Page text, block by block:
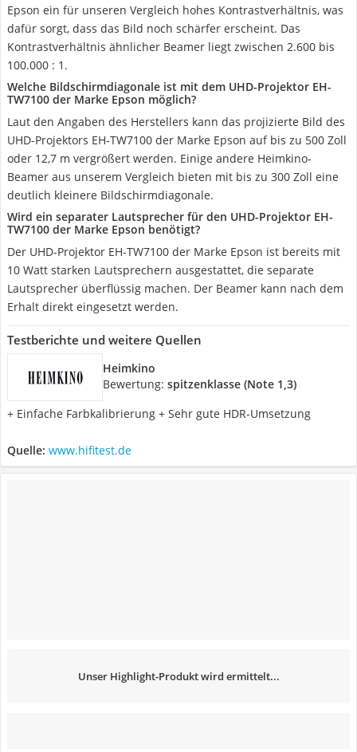
Epson ein für unseren Vergleich hohes Kontrastverhältnis, was
dafür sorgt, dass das Bild noch schärfer erscheint. Das
Kontrastverhältnis ähnlicher Beamer liegt zwischen 2.600 bis
100.000 : 1.
Welche Bildschirmdiagonale ist mit dem UHD-Projektor EH-
TW7100 der Marke Epson möglich?
Laut den Angaben des Herstellers kann das projizierte Bild des
UHD-Projektors EH-TW7100 der Marke Epson auf bis zu 500 Zoll
oder 12,7 m vergrößert werden. Einige andere Heimkino-
Beamer aus unserem Vergleich bieten mit bis zu 300 Zoll eine
deutlich kleinere Bildschirmdiagonale.
Wird ein separater Lautsprecher für den UHD-Projektor EH-
TW7100 der Marke Epson benötigt?
Der UHD-Projektor EH-TW7100 der Marke Epson ist bereits mit
10 Watt starken Lautsprechern ausgestattet, die separate
Lautsprecher überflüssig machen. Der Beamer kann nach dem
Erhalt direkt eingesetzt werden.
Testberichte und weitere Quellen
Heimkino
Bewertung: spitzenklasse (Note 1,3)
+ Einfache Farbkalibrierung + Sehr gute HDR-Umsetzung
Quelle: www.hifitest.de
Unser Highlight-Produkt wird ermittelt...